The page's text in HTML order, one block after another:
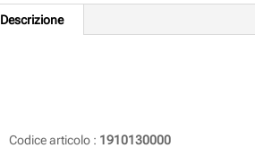
Descrizione
Codice articolo : 1910130000